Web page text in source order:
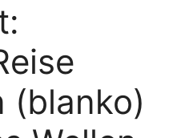
(blanko)